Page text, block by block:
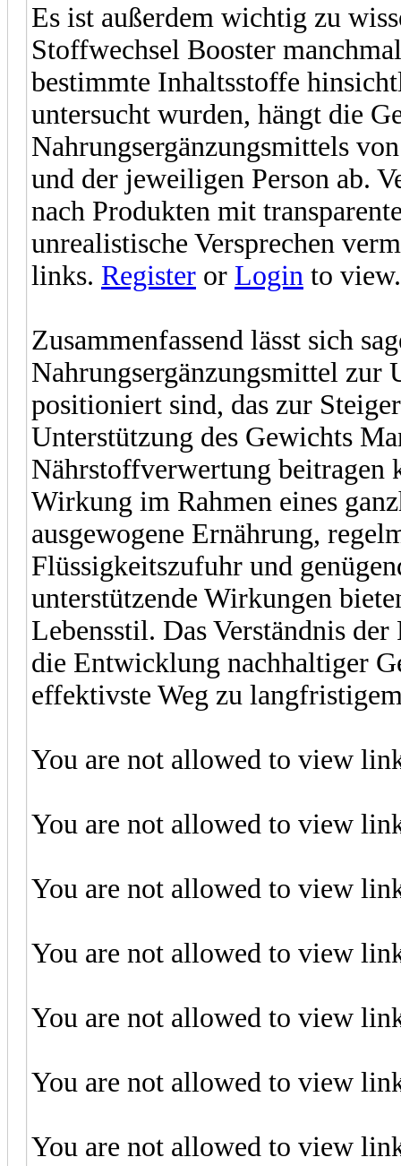
Es ist außerdem wichtig zu
Stoffwechsel Booster
bestimmte Inhaltsstoffe
untersucht wurden, hängt die
Nahrungsergänzungsmittels
und der jeweiligen Person ab.
nach Produkten mit
unrealistische Versprechen
links. Register or Login to
Zusammenfassend lässt sich
Nahrungsergänzungsmittel zur
positioniert sind, das zur
Unterstützung des Gewichts
Nährstoffverwertung beitragen
Wirkung im Rahmen eines
ausgewogene Ernährung,
Flüssigkeitszufuhr und
unterstützende Wirkungen
Lebensstil. Das Verständnis
die Entwicklung nachhaltiger
effektivste Weg zu
You are not allowed to view
You are not allowed to view
You are not allowed to view
You are not allowed to view
You are not allowed to view
You are not allowed to view
You are not allowed to view